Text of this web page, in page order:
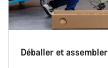
Déballer et assembler